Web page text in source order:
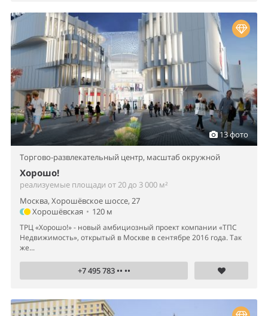
13 фото
Торгово-развлекательный центр, масштаб окружной
Хорошо!
реализуемые площади от 20 до 3 000 м²
Москва, Хорошёвское шоссе, 27
Хорошёвская • 120 м
ТРЦ «Хорошо!» - новый амбициозный проект компании «ТПС
Недвижимость», открытый в Москве в сентябре 2016 года. Так
же...
+7 495 783 •• ••